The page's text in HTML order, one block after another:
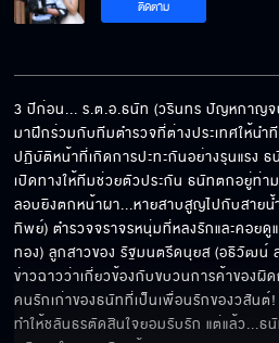
ติดตาม
3 ปีก่อน... ร.ต.อ.ธนัท (วรินทร ปัญหกาญจ
มาฝึกร่วมกับทีมตำรวจที่ต่างประเทศให้นำ
ปฏิบัติหน้าที่เกิดการปะทะกันอย่างรุนแรง ธ
เปิดทางให้ทีมช่วยตัวประกัน ธนัทตกอยู่ท่า
ลอบยิงตกหน้าผา...หายสาบสูญไปกับสาย
ทิพย์) ตำรวจจราจรหนุ่มที่หลงรักและคอย
ทอง) ลูกสาวของ รัฐมนตรีดนุยส (อธิวัฒน์
ข่าวฉาวว่าเกี่ยวข้องกับขบวนการค้าของ
คนรักเก่าของธนัทที่เป็นเพื่อนรักของวสันต์
ทำให้ชลันธรตัดสินใจยอมรับรัก แต่แล้ว...